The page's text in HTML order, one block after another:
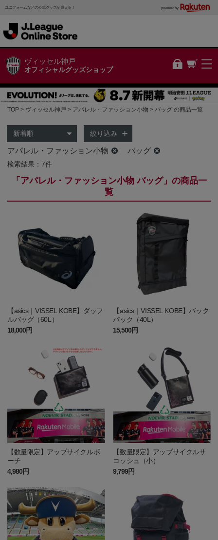
ユニフォームなどの公式グッズが買える！ powered by
ヴィッセル神戸
オフィシャルグッズショップ
TOP ヴィッセル神戸 アパレル・ファッション小物 バッグ の商品一覧
絞り込み
アパレル・ファッション小物 バッグ
検索結果：7件
「アパレル・ファッション小物 バッグ」の商品一
覧
【asics｜VISSEL KOBE】ダッフ
ルバッグ（60L）
18,000円
【asics｜VISSEL KOBE】バック
パック（40L）
15,500円
【数量限定】アップサイクルポ
ーチ
4,980円
【数量限定】アップサイクルサ
コッシュ（小）
9,799円